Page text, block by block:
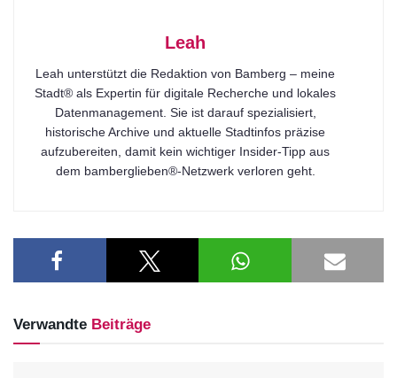
Leah
Leah unterstützt die Redaktion von Bamberg – meine
Stadt® als Expertin für digitale Recherche und lokales
Datenmanagement. Sie ist darauf spezialisiert,
historische Archive und aktuelle Stadtinfos präzise
aufzubereiten, damit kein wichtiger Insider-Tipp aus
dem bamberglieben®-Netzwerk verloren geht.
Verwandte Beiträge